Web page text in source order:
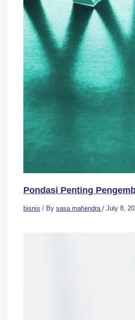
Pondasi Penting
bisnis / By sasa mahendra / July 8,